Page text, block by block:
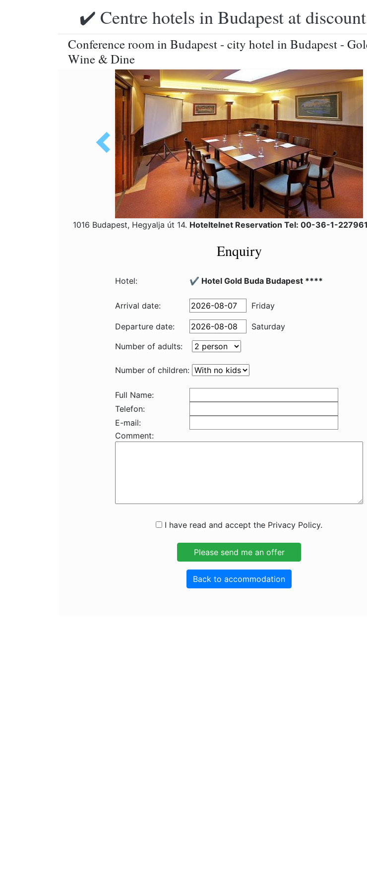
✔️ Centre hotels in Budapest at
Conference room in Budapest - city hotel in Budapest -
Wine & Dine
1016 Budapest, Hegyalja út 14. Hoteltelnet Reservation Tel: 00-36-1-
Enquiry
Hotel: ✔️ Hotel Gold Buda Budapest ****
Arrival date: Friday
Departure date:
Saturday
Number of adults:
Number of children:
Full Name:
Telefon:
E-mail:
Comment:
I have read and accept the Privacy Policy.
Back to accommodation